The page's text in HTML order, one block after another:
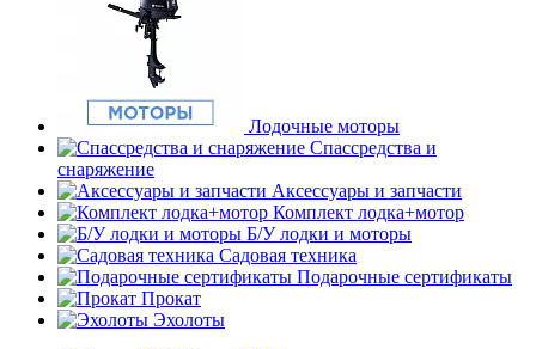
Лодочные моторы
Спассредства и
снаряжение
Аксессуары и запчасти
Комплект лодка+мотор
Б/У лодки и моторы
Садовая техника
Подарочные сертификаты
Прокат
Эхолоты